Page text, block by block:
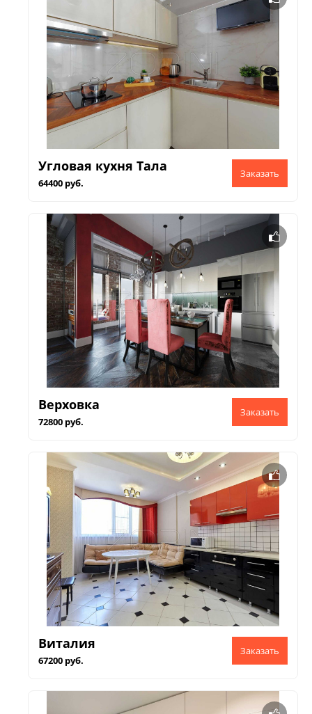
Угловая кухня Тала
64400 руб.
Верховка
72800 руб.
Виталия
67200 руб.